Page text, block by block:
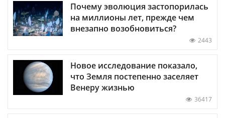
Почему эволюция застопорилась
на миллионы лет, прежде чем
внезапно возобновиться?
2443
Новое исследование показало,
что Земля постепенно заселяет
Венеру жизнью
36417